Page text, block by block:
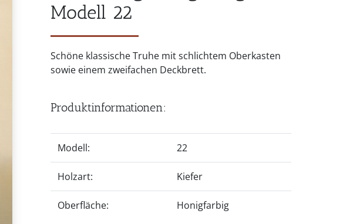
Modell 22
Schöne klassische Truhe mit schlichtem Oberkasten
sowie einem zweifachen Deckbrett.
Produktinformationen:
Modell: 22
Holzart: Kiefer
Oberfläche: Honigfarbig